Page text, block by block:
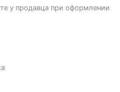
у продавца при оформлении